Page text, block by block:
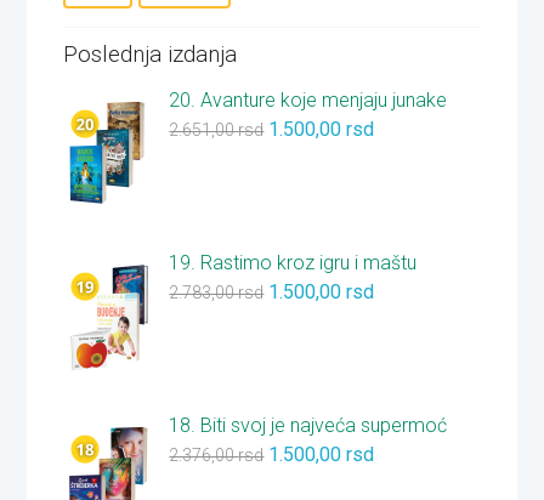
Poslednja izdanja
20. Avanture koje menjaju junake
2.651,00rsd 1.500,00rsd
19. Rastimo kroz igru i maštu
2.783,00rsd 1.500,00rsd
18. Biti svoj je najveća supermoć
2.376,00rsd 1.500,00rsd